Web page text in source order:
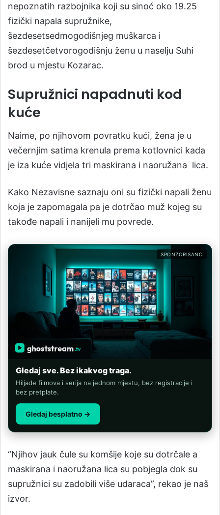
nepoznatih razbojnika koji su sinoć oko 19.25
fizički napala supružnike,
šezdesetsedmogodišnjeg muškarca i
šezdesetčetvorogodišnju ženu u naselju Suhi
brod u mjestu Kozarac.
Supružnici napadnuti kod
kuće
Naime, po njihovom povratku kući, žena je u
večernjim satima krenula prema kotlovnici kada
je iza kuće vidjela tri maskirana i naoružana lica.
Kako Nezavisne saznaju oni su fizički napali ženu
koja je zapomagala pa je dotrčao muž kojeg su
takođe napali i nanijeli mu povrede.
SPONZORISANO
Gledaj sve. Bez ikakvog traga.
Hiljade filmova i serija na jednom mjestu, bez registracije i
bez pretplate.
Gledaj besplatno →
“Njihov jauk čule su komšije koje su dotrčale a
maskirana i naoružana lica su pobjegla dok su
supružnici su zadobili više udaraca”, rekao je naš
izvor.